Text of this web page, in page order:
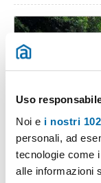
Uso
Noi e i nostri
personali, ad
tecnologie come
alle informazioni